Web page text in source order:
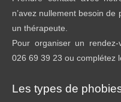
n’avez nullement besoin
un thérapeute.
Pour organiser un
026 69 39 23 ou complétez
Les types de